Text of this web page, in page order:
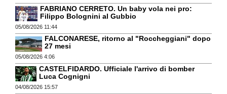
FABRIANO CERRETO. Un baby vola nei pro:
Filippo Bolognini al Gubbio
05/08/2026 11:44
FALCONARESE, ritorno al "Roccheggiani" dopo
27 mesi
05/08/2026 4:06
CASTELFIDARDO. Ufficiale l'arrivo di bomber
Luca Cognigni
04/08/2026 15:57